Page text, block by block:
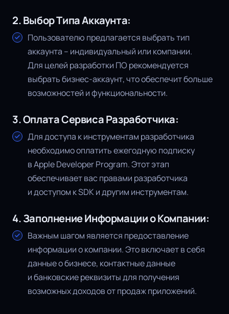
2. Выбор Типа Аккаунта:
Пользователю предлагается выбрать тип
аккаунта – индивидуальный или компании.
Для целей разработки ПО рекомендуется
выбрать бизнес-аккаунт, что обеспечит больше
возможностей и функциональности.
3. Оплата Сервиса Разработчика:
Для доступа к инструментам разработчика
необходимо оплатить ежегодную подписку
в Apple Developer Program. Этот этап
обеспечивает вас правами разработчика
и доступом к SDK и другим инструментам.
4. Заполнение Информации о Компании:
Важным шагом является предоставление
информации о компании. Это включает в себя
данные о бизнесе, контактные данные
и банковские реквизиты для получения
возможных доходов от продаж приложений.